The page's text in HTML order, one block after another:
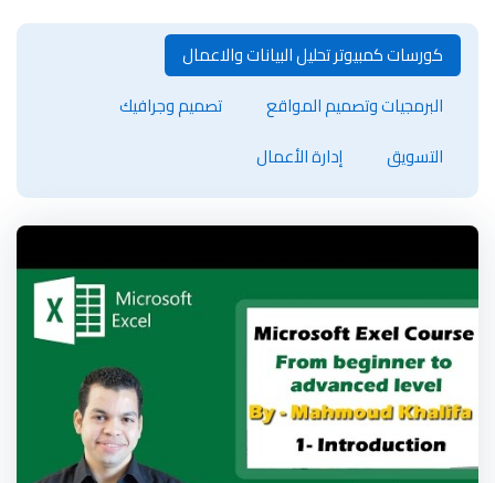
كورسات كمبيوتر تحليل البيانات والاعمال
البرمجيات وتصميم المواقع
تصميم وجرافيك
التسويق
إدارة الأعمال